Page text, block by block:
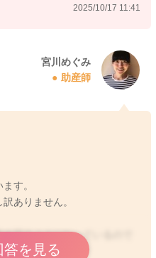
2025/10/17 11:41
宮川めぐみ
助産師
す。
ありません。
回るようになっているので
答を見る